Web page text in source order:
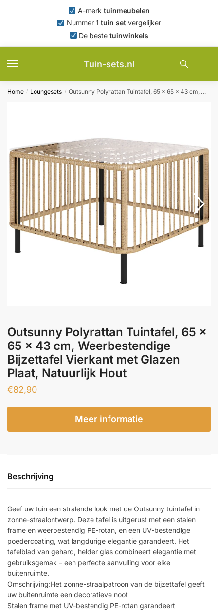
A-merk tuinmeubelen
Nummer 1 tuin set vergelijker
De bestetuinwinkels
Tuin-sets.nl
Home / Loungesets / Outsunny Polyrattan Tuintafel, 65 x 65 x 43 cm, Weerbestendige Bijzettafel Vierkant met Glazen Plaat, Natuurlijk Hout
Outsunny Polyrattan Tuintafel, 65 x
65 x 43 cm, Weerbestendige
Bijzettafel Vierkant met Glazen
Plaat, Natuurlijk Hout
€82,90
Meer informatie
Beschrijving
Geef uw tuin een stralende look met de Outsunny tuintafel in
zonne-straalontwerp. Deze tafel is uitgerust met een stalen
frame en weerbestendig PE-rotan, en een UV-bestendige
poedercoating, wat langdurige elegantie garandeert. Het
tafelblad van gehard, helder glas combineert elegantie met
gebruiksgemak – een perfecte aanvulling voor elke
buitenruimte.
Omschrijving:Het zonne-straalpatroon van de bijzettafel geeft
uw buitenruimte een decoratieve noot
Stalen frame met UV-bestendig PE-rotan garandeert